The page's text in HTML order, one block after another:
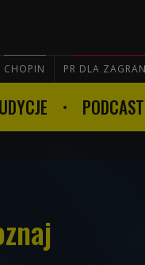
CHOPIN PR DLA
